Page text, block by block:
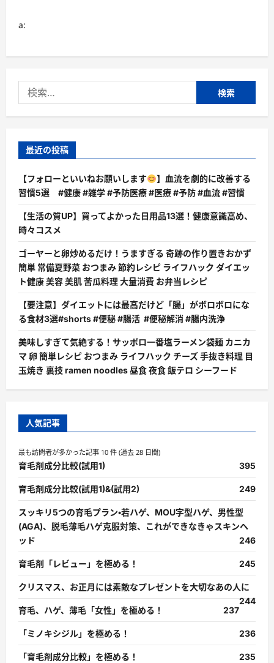
読
a:
索:
最近の投稿
【フォローといいねお願いします
】血流を劇的に改善する
習慣5選 #健康 #雑学 #予防医療 #医療 #予防 #血流 #習慣
【生活の質UP】買ってよかった日用品13選！健康意識高め、
時々コスメ
ゴーヤーと卵炒めるだけ！うますぎる 奇跡の作り置きおかず
簡単 常備夏野菜 おつまみ 節約レシピ ライフハック ダイエッ
ト健康 美容 美肌 苦瓜料理 大量消費 お弁当レシピ
【要注意】ダイエットには最高だけど「腸」がボロボロにな
る食材3選#shorts #便秘 #腸活 #便秘解消 #腸内洗浄
美味しすぎて気絶する！サッポロ一番塩ラーメン袋麺 カニカ
マ 卵 簡単レシピ おつまみ ライフハック チーズ 手抜き料理 目
玉焼き 裏技 ramen noodles 昼食 夜食 飯テロ シーフード
人気記事
最も訪問者が多かった記事 10 件 (過去 28 日間)
育毛剤成分比較(試用1) 395
育毛剤成分比較(試用1)&(試用2) 249
スッキリ5つの育毛プラン・若ハゲ、MOU字型ハゲ、男性型
(AGA)、脱毛薄毛ハゲ克服対策、これができなきゃスキンヘ
ッド
246
育毛剤「レビュー」を極める！ 245
クリスマス、お正月には素敵なプレゼントを大切なあの人に
244
育毛、ハゲ、薄毛「女性」を極める！
237
「ミノキシジル」を極める！ 236
「育毛剤成分比較」を極める！ 235